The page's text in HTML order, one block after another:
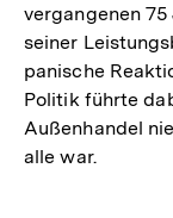
vergangenen
seiner
panische
Politik führte
Außenhandel
alle war.